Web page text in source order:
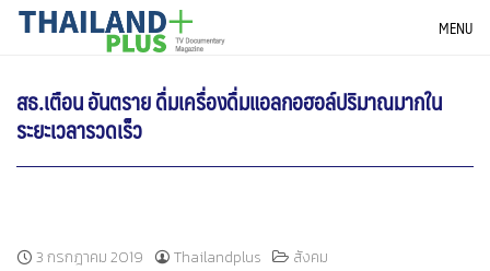
SkipTHAILANDPLUS NEWS MENU
สธ.เตือน อันตราย ดื่มเครื่องดื่มแอลกอฮอล์ปริมาณมากใน
ระยะเวลารวดเร็ว
3 กรกฎาคม 2019 Thailandplus สังคม